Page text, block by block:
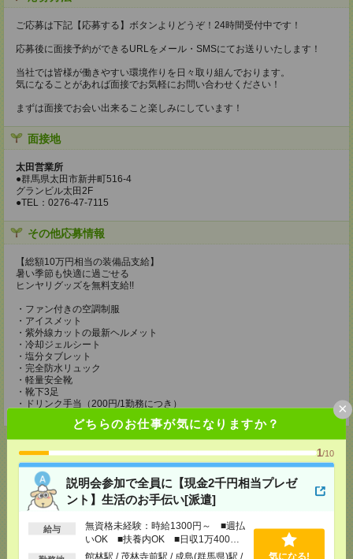
どちらのお仕事が気になりますか？
1/10
説明会参加で全員に【現金2千円相当プレゼ
ント】生活のお手伝い[派遣]
給与
無資格未経験：時給1300円～ ■週払
いOK ■扶養内OK ■日収1万400円
以上
館林駅 / 茂林寺前駅 / 成島(群馬県)駅 /
気になる!
×
ご応募は下記【応募する】ボタンよりどうぞ！24時間受付中です！
応募後に面接予約ができるURLをメール・SMSにてお送りいたします！
当社では皆様が働きやすい環境作りを日々取り組んでおります。
気になることがあれば面接でお気軽にお問い合わせください！
まずは面接でお会い出来ること楽しみにしています！
面接地
太田営業所
●群馬県太田市新井町516-4
グランビル太田2F
●TEL：0276-47-7115
その他応募情報
【総額10万円相当の装備品支給】
暑い季節も快適に過ごせる
ヒンヤリグッズを無料支給!!
・ファン付きの空調制服
・アイスメット
・紫外線カットの最新ヘルメット
・冷却ジェルシート
・塩分タブレット
・完全防水リュック
・軽量安全靴
・靴下3足
・ドリンク手当（200円/1勤務につき）
応募ページへ
気になる！